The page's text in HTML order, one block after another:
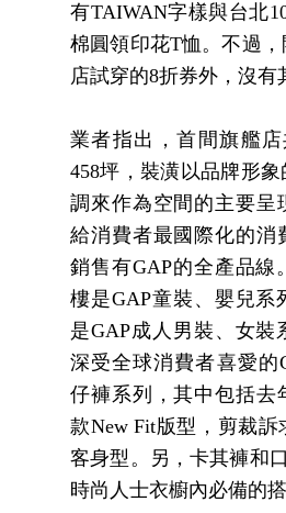
有TAIWAN字樣與台北
棉圓領印花T恤。不過
店試穿的8折券外，沒有
業者指出，首間旗艦店
458坪，裝潢以品牌形
調來作為空間的主要呈
給消費者最國際化的消
銷售有GAP的全產品線
樓是GAP童裝、嬰兒系
是GAP成人男裝、女裝
深受全球消費者喜愛的
仔褲系列，其中包括去
款New Fit版型，剪裁訴
客身型。另，卡其褲和
時尚人士衣櫥內必備的搭